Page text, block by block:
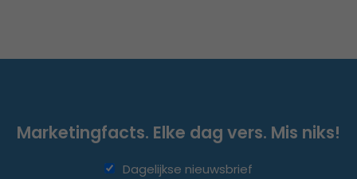
Marketingfacts. Elke dag vers. Mis niks!
Dagelijkse nieuwsbrief